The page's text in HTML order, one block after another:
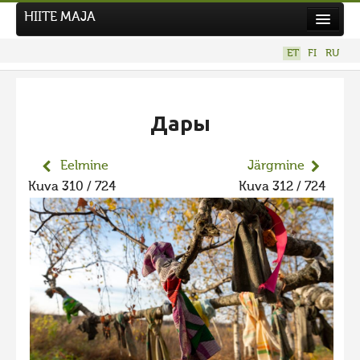
Uudised
Tegutse
Kuvavõistlused
UUS KUVAVÕISTLUS
Hiite kuvavõistlus 2026
VANEMAD KUVAVÕISTLUSED
Hiite kuvavõistlus 2025
Hiite kuvavõistlus 2025 lisa
HIITE MAJA
ET FI RU
Дары
Eelmine
Kuva 310 / 724
Järgmine
Kuva 312 / 724